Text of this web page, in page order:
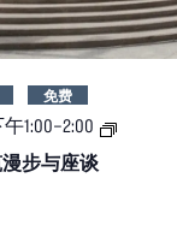
漫步与座谈
1:00–2:00
OMCA
免费